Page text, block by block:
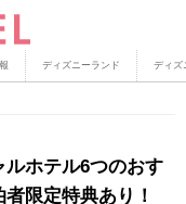
ディズニーランド ディズ
ルホテル6つのおす
限定特典あり！